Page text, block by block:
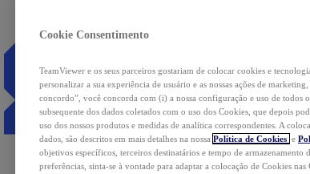
Cookie Consentimento
TeamViewer e os seus parceiros gostariam de colocar cookies e
personalizar a sua experiência de usuário e as nossas ações de
concordo”, você concorda com (i) a nossa configuração e uso de todos
subsequente dos dados coletados com o uso dos Cookies, que depois
uso dos nossos produtos e medidas de analítica correspondentes. A
dados, são descritos em mais detalhes na nossa Política de Cookies e
objetivos específicos, terceiros destinatários e tempo de armazenamento
preferências, sinta-se à vontade para adaptar a colocação de Cookies nas